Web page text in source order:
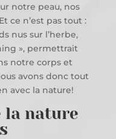
notre peau, nos
ce n’est pas tout :
nus sur l’herbe,
», permettrait
notre corps et
avons donc tout
avec la nature!
la nature